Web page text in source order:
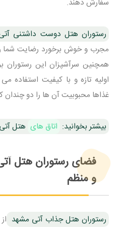
رستوران هتل دوست داشتنی
مجرب و خوش برخورد رضایت شما
همچنین سرآشپزان این رستوران
اولیه تازه و با کیفیت استفاده
غذاها محبوبیت آن ها را دو چندان
بیشتر بخوانید: اتاق های هتل
فضای رستوران هتل
و منظم
رستوران هتل جذاب آتی مشهد